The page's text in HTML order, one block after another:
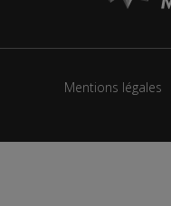
Mentions légales